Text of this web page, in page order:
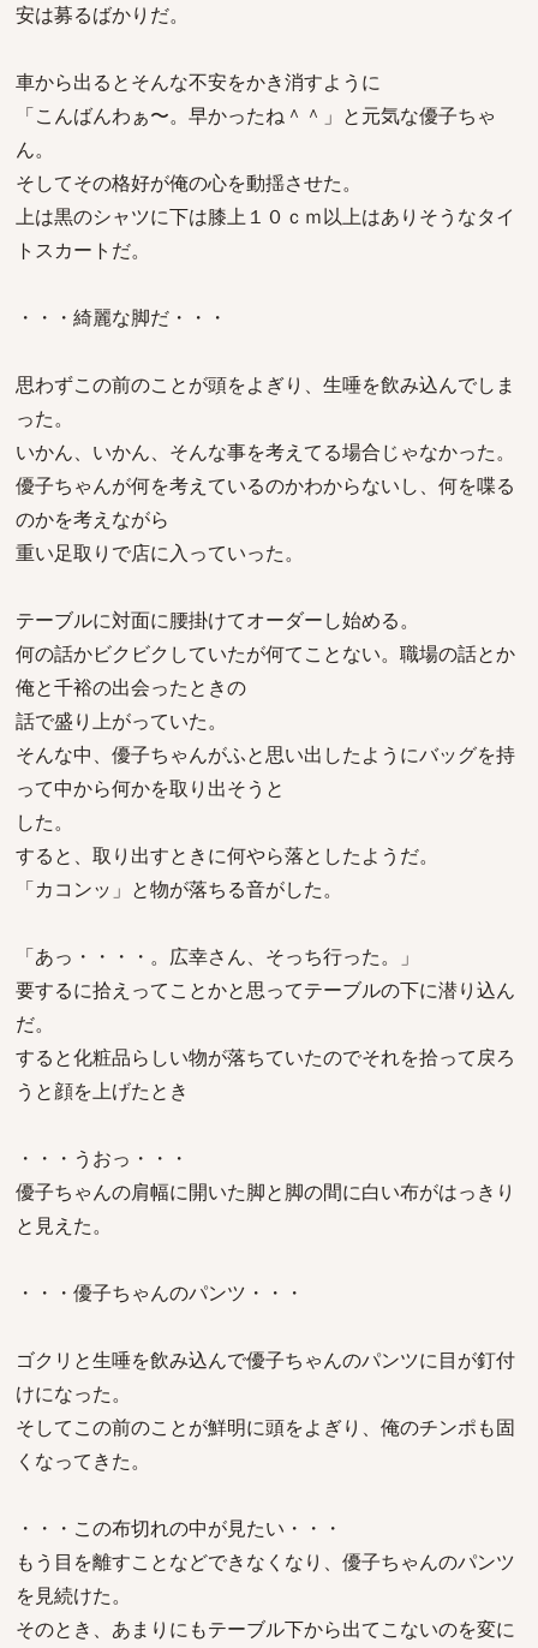
安は募るばかりだ。
車から出るとそんな不安をかき消すように
「こんばんわぁ〜。早かったね＾＾」と元気な優子ちゃ
ん。
そしてその格好が俺の心を動揺させた。
上は黒のシャツに下は膝上１０ｃｍ以上はありそうなタイ
トスカートだ。
・・・綺麗な脚だ・・・
思わずこの前のことが頭をよぎり、生唾を飲み込んでしま
った。
いかん、いかん、そんな事を考えてる場合じゃなかった。
優子ちゃんが何を考えているのかわからないし、何を喋る
のかを考えながら
重い足取りで店に入っていった。
テーブルに対面に腰掛けてオーダーし始める。
何の話かビクビクしていたが何てことない。職場の話とか
俺と千裕の出会ったときの
話で盛り上がっていた。
そんな中、優子ちゃんがふと思い出したようにバッグを持
って中から何かを取り出そうと
した。
すると、取り出すときに何やら落としたようだ。
「カコンッ」と物が落ちる音がした。
「あっ・・・・。広幸さん、そっち行った。」
要するに拾えってことかと思ってテーブルの下に潜り込ん
だ。
すると化粧品らしい物が落ちていたのでそれを拾って戻ろ
うと顔を上げたとき
・・・うおっ・・・
優子ちゃんの肩幅に開いた脚と脚の間に白い布がはっきり
と見えた。
・・・優子ちゃんのパンツ・・・
ゴクリと生唾を飲み込んで優子ちゃんのパンツに目が釘付
けになった。
そしてこの前のことが鮮明に頭をよぎり、俺のチンポも固
くなってきた。
・・・この布切れの中が見たい・・・
もう目を離すことなどできなくなり、優子ちゃんのパンツ
を見続けた。
そのとき、あまりにもテーブル下から出てこないのを変に